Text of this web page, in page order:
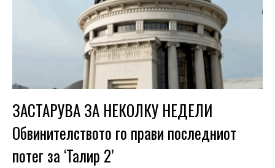
ЗАСТАРУВА ЗА НЕКОЛКУ НЕДЕЛИ
Обвинителството го прави последниот
потег за ‘Талир 2’